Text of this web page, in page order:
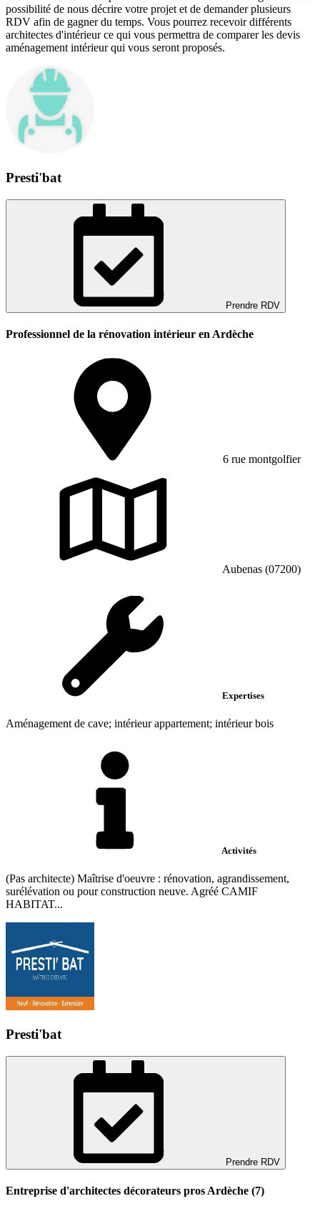
possibilité de nous décrire votre projet et de demander plusieurs
RDV afin de gagner du temps. Vous pourrez recevoir différents
architectes d'intérieur ce qui vous permettra de comparer les devis
aménagement intérieur qui vous seront proposés.
Presti'bat
Prendre RDV
Professionnel de la rénovation intérieur en Ardèche
6 rue montgolfier
Aubenas (07200)
Expertises
Aménagement de cave; intérieur appartement; intérieur bois
Activités
(Pas architecte) Maîtrise d'oeuvre : rénovation, agrandissement,
surélévation ou pour construction neuve. Agréé CAMIF
HABITAT...
Presti'bat
Prendre RDV
Entreprise d'architectes décorateurs pros Ardèche (7)